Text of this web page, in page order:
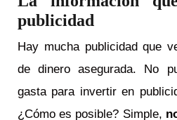
publicidad
Hay mucha publicidad que
de dinero asegurada. No
gasta para invertir en
¿Cómo es posible? Simple,